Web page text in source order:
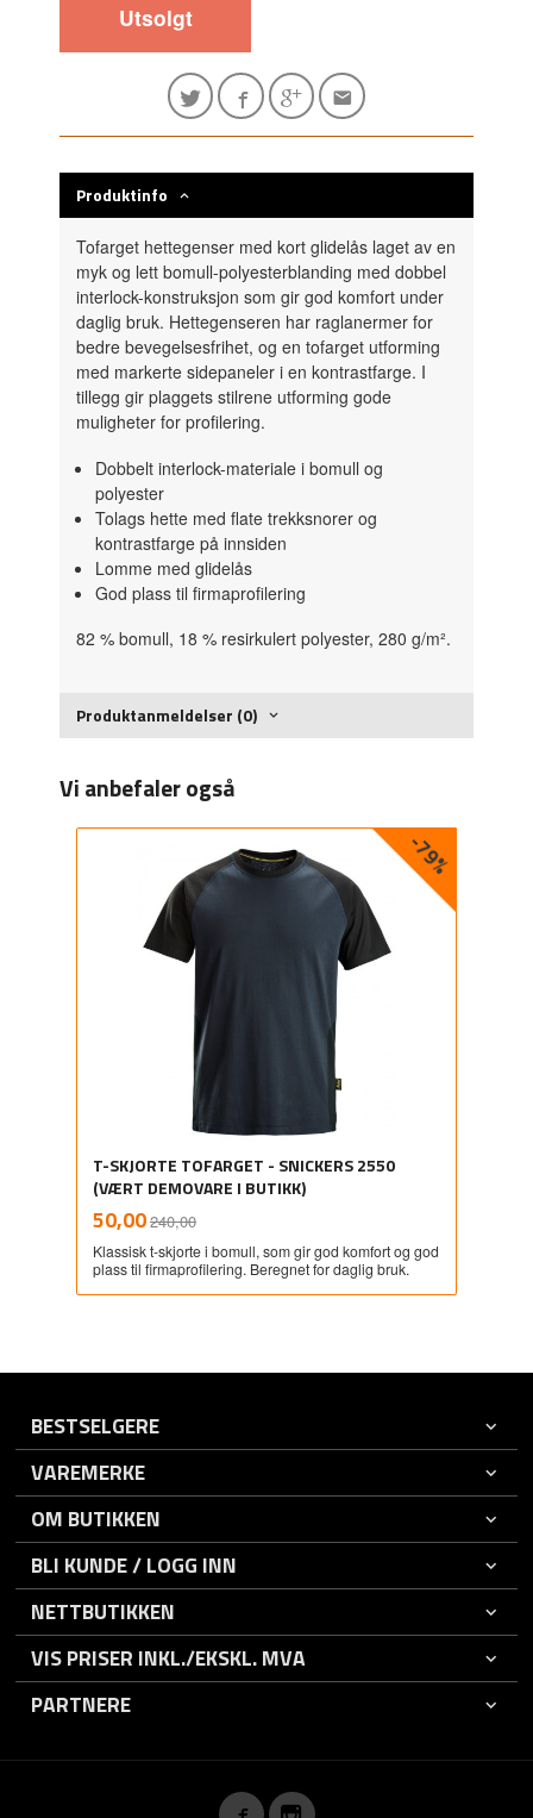
Utsolgt
Produktinfo
Tofarget hettegenser med kort glidelås laget av en
myk og lett bomull-polyesterblanding med dobbel
interlock-konstruksjon som gir god komfort under
daglig bruk. Hettegenseren har raglanermer for
bedre bevegelsesfrihet, og en tofarget utforming
med markerte sidepaneler i en kontrastfarge. I
tillegg gir plaggets stilrene utforming gode
muligheter for profilering.
Dobbelt interlock-materiale i bomull og
polyester
Tolags hette med flate trekksnorer og
kontrastfarge på innsiden
Lomme med glidelås
God plass til firmaprofilering
82 % bomull, 18 % resirkulert polyester, 280 g/m².
Produktanmeldelser (0)
Vi anbefaler også
T-SKJORTE TOFARGET - SNICKERS 2550
(VÆRT DEMOVARE I BUTIKK)
Tilbud
50,00240,00
-79%
mva.
Klassisk t-skjorte i bomull, som gir god komfort og god
plass til firmaprofilering. Beregnet for daglig bruk.
BESTSELGERE
VAREMERKE
OM BUTIKKEN
BLI KUNDE / LOGG INN
NETTBUTIKKEN
VIS PRISER INKL./EKSKL. MVA
PARTNERE